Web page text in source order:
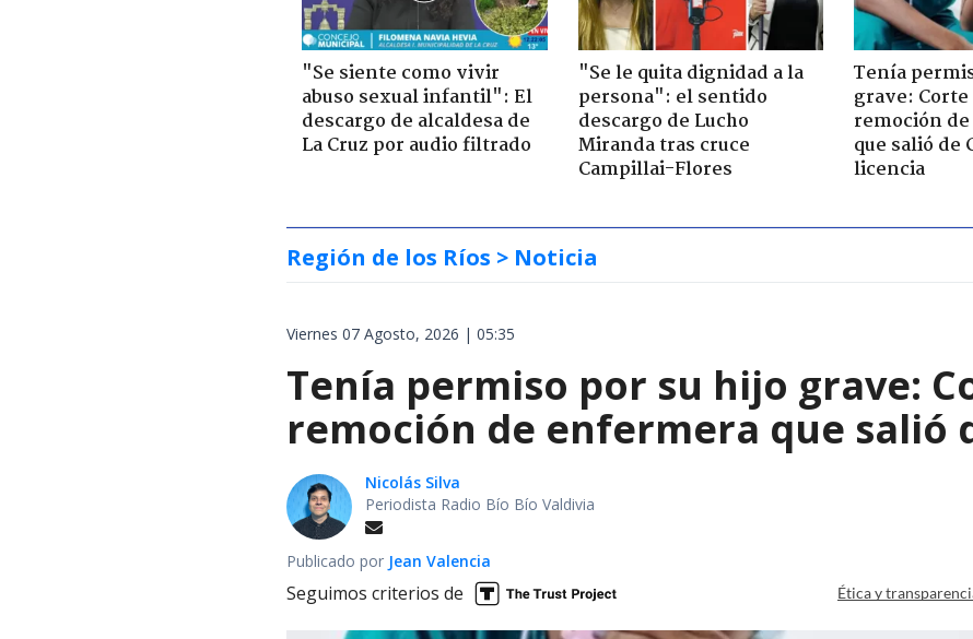
"Se siente como vivir
abuso sexual infantil": El
descargo de alcaldesa de
La Cruz por audio filtrado
"Se le quita dignidad a la
persona": el sentido
descargo de Lucho
Miranda tras cruce
Campillai-Flores
Tenía
grave:
remoción
que salió de
licencia
Región de los Ríos > Noticia
Viernes 07 Agosto, 2026 | 05:35
Tenía permiso por su hijo grave:
remoción de enfermera que salió
Nicolás Silva
Periodista Radio Bío Bío Valdivia
Publicado por Jean Valencia
Seguimos criterios de Ética y